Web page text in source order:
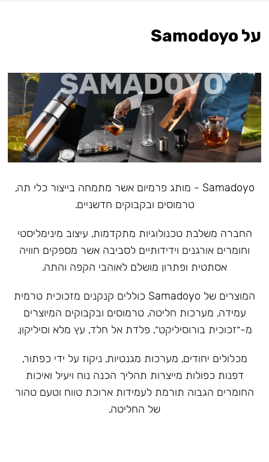
על Samodoyo
Samadoyo - מותג פרמיום אשר מתמחה בייצור כלי תה,
טרמוסים ובקבוקים חדשניים.
‏החברה משלבת טכנולוגיות מתקדמות, עיצוב מינימליסטי
וחומרים אורגנים וידידותיים לסביבה אשר מספקים חוויה
אסתטית ופתרון מושלם לאוהבי הקפה והתה.
המוצרים של Samadoyo כוללים קנקנים מזכוכית טרמית
עמידה, מערכות חליטה, טרמוסים ובקבוקים המיוצרים
מ-״זכוכית בורוסיליקט״, פלדת אל חלד, עץ מלא וסיליקון.
מכלולים יחודים, מערכות מגנטיות, ניקוז על ידי כפתור,
דפנות כפולות מייצרות תהליך הכנה נוח ויעיל ואיכות
החומרים הגבוה תורמת לעמידות ארוכת טווח וטעם טהור
של החליטה.